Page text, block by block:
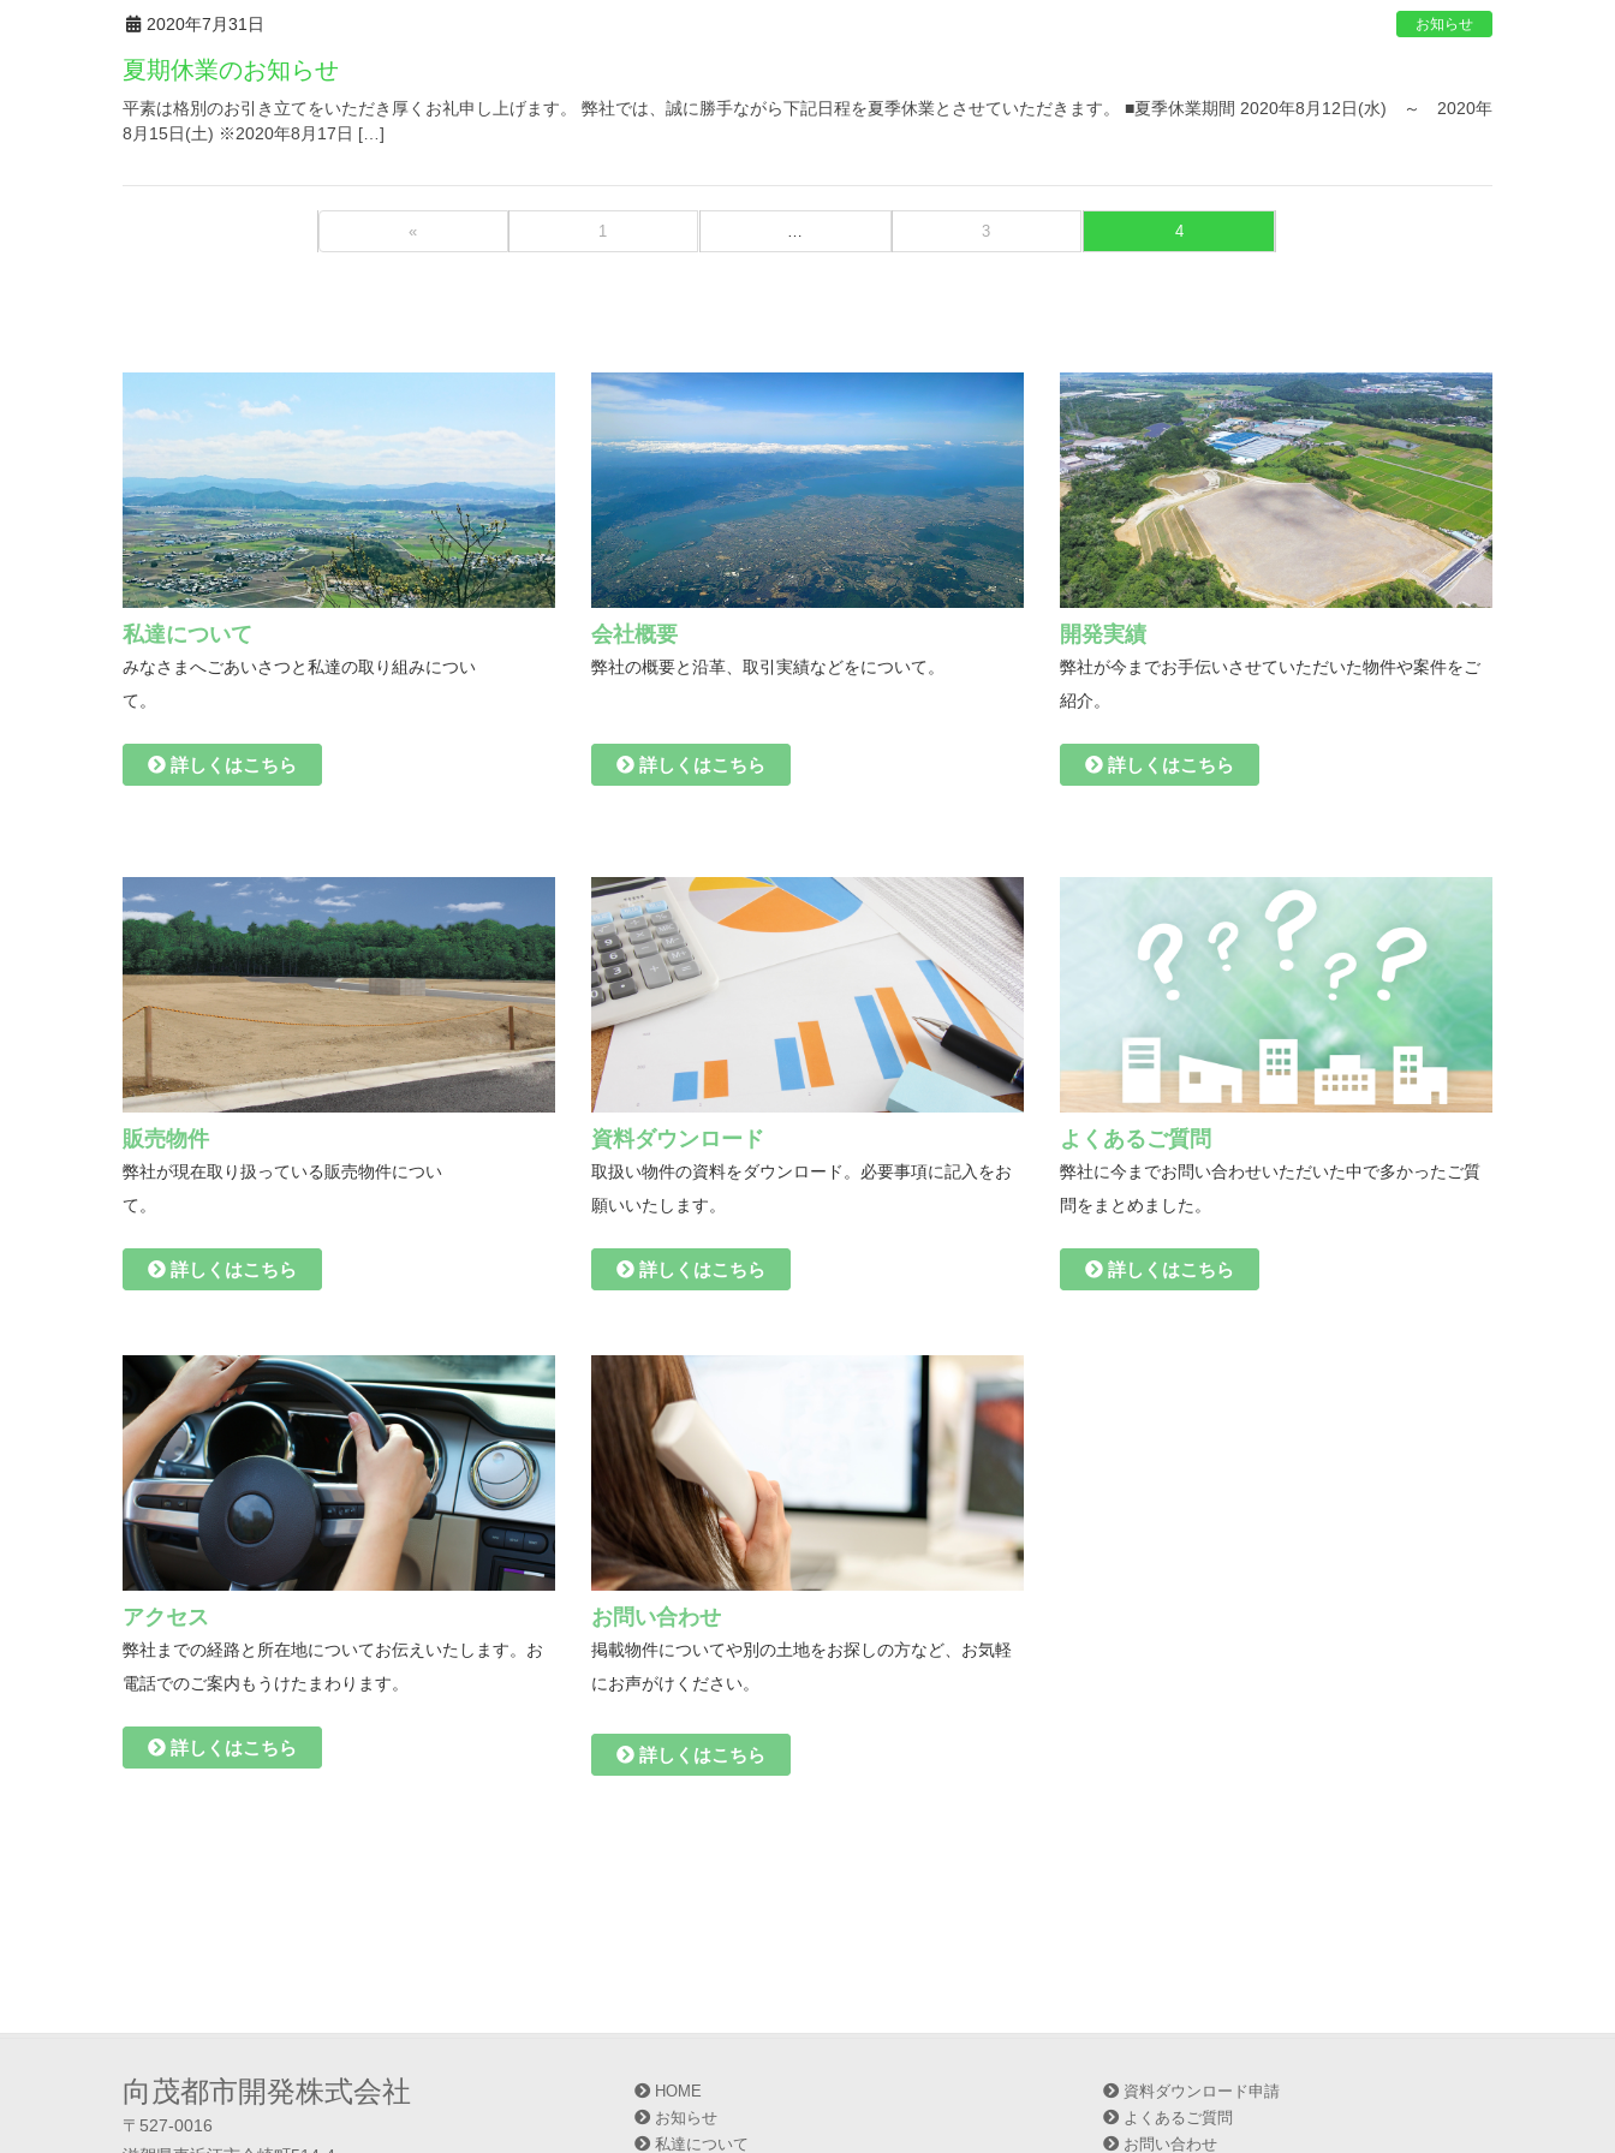
2020年7月31日 お知らせ
夏期休業のお知らせ
平素は格別のお引き立てをいただき厚くお礼申し上げます。 弊社では、誠に勝手ながら下記日程を夏季休業とさせていただきます。 ■夏季休業期間 2020年8月12日(水) ～ 2020年
8月15日(土) ※2020年8月17日 […]
« 1 … 3 4
私達について
みなさまへごあいさつと私達の取り組みについ
て。
詳しくはこちら
会社概要
弊社の概要と沿革、取引実績などをについて。
詳しくはこちら
開発実績
弊社が今までお手伝いさせていただいた物件や案件をご
紹介。
詳しくはこちら
販売物件
弊社が現在取り扱っている販売物件につい
て。
詳しくはこちら
資料ダウンロード
取扱い物件の資料をダウンロード。必要事項に記入をお
願いいたします。
詳しくはこちら
よくあるご質問
弊社に今までお問い合わせいただいた中で多かったご質
問をまとめました。
詳しくはこちら
アクセス
弊社までの経路と所在地についてお伝えいたします。お
電話でのご案内もうけたまわります。
詳しくはこちら
お問い合わせ
掲載物件についてや別の土地をお探しの方など、お気軽
にお声がけください。
詳しくはこちら
向茂都市開発株式会社
〒527-0016
HOME
お知らせ
私達について
資料ダウンロード申請
よくあるご質問
お問い合わせ